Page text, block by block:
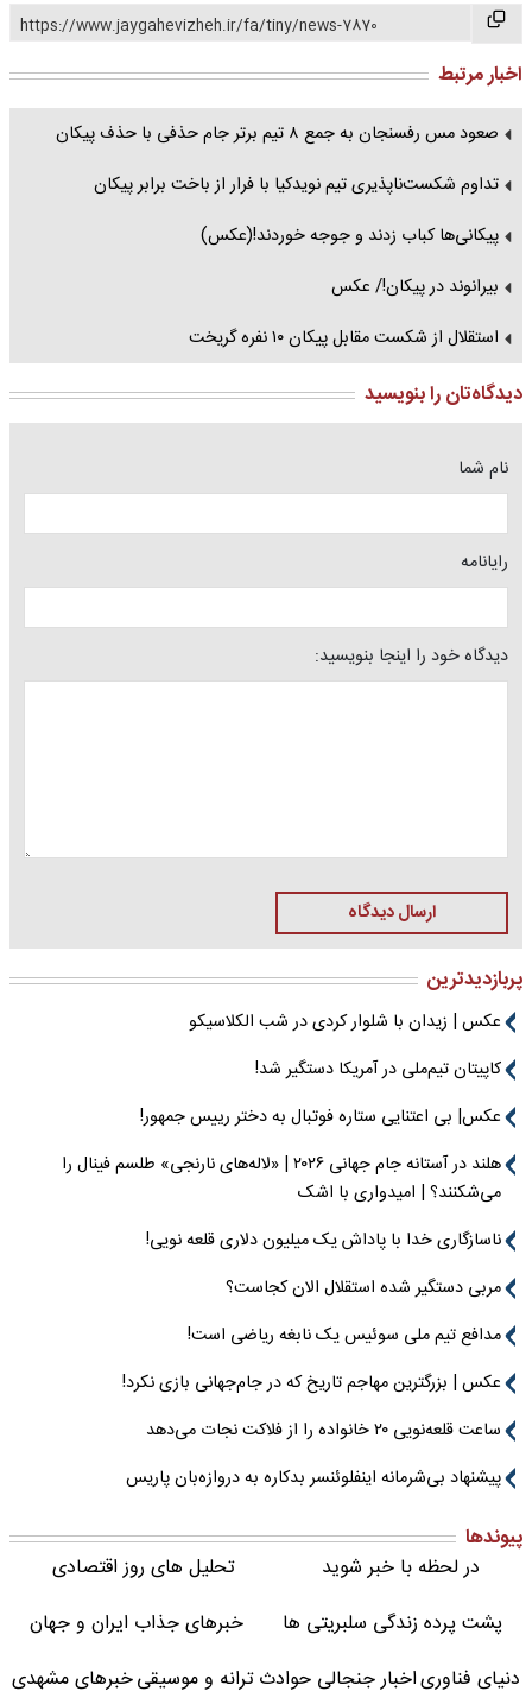
https://www.jaygahevizheh.ir/fa/tiny/news-7870
اخبار مرتبط
صعود مس رفسنجان به جمع ۸ تیم برتر جام حذفی با حذف پیکان
تداوم شکست‌ناپذیری تیم نویدکیا با فرار از باخت برابر پیکان
پیکانی‌ها کباب زدند و جوجه خوردند!(عکس)
بیرانوند در پیکان!/ عکس
استقلال از شکست مقابل پیکان ۱۰ نفره گریخت
دیدگاه‌تان را بنویسید
نام شما
رایانامه
دیدگاه خود را اینجا بنویسید:
ارسال دیدگاه
پربازدیدترین
عکس | زیدان با شلوار کردی در شب الکلاسیکو
کاپیتان تیم‌ملی در آمریکا دستگیر شد!
عکس| بی اعتنایی ستاره فوتبال به دختر رییس جمهور!
هلند در آستانه جام جهانی ۲۰۲۶ | «لاله‌های نارنجی» طلسم فینال را
می‌شکنند؟ | امیدواری با اشک
ناسازگاری خدا با پاداش یک میلیون دلاری قلعه نویی!
مربی دستگیر شده استقلال الان کجاست؟
مدافع تیم ملی سوئیس یک نابغه ریاضی است!
عکس | بزرگترین مهاجم تاریخ که در جام‌جهانی بازی نکرد!
ساعت قلعه‌نویی ۲۰ خانواده را از فلاکت نجات می‌دهد
پیشنهاد بی‌شرمانه اینفلوئنسر بدکاره به دروازه‌بان پاریس
پیوندها
در لحظه با خبر شوید
تحلیل های روز اقتصادی
پشت پرده زندگی سلبریتی ها
خبرهای جذاب ایران و جهان
دنیای فناوریاخبار جنجالی حوادثترانه و موسیقیخبرهای مشهدی